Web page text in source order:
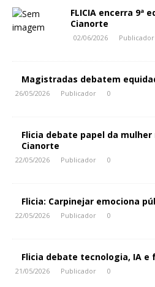
FLICIA encerra 9ª
Cianorte
02/06/2026 Publicador
Magistradas debatem
26/05/2026 Publicador 0
Flicia debate papel da mulher
Cianorte
22/05/2026 Publicador 0
Flicia: Carpinejar emociona
22/05/2026 Publicador 0
Flicia debate tecnologia, IA
21/05/2026 Publicador 0